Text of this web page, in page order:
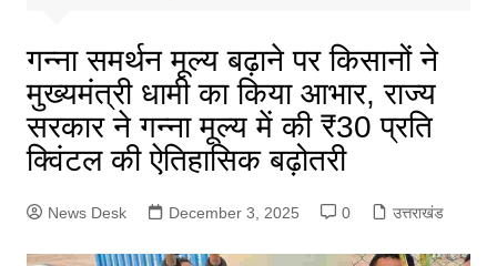
गन्ना समर्थन मूल्य बढ़ाने पर किसानों ने
मुख्यमंत्री धामी का किया आभार, राज्य
सरकार ने गन्ना मूल्य में की ₹30 प्रति
क्विंटल की ऐतिहासिक बढ़ोतरी
News Desk December 3, 2025 0 उत्तराखंड